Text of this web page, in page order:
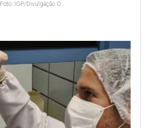
Foto: IGP/Divulgação O…